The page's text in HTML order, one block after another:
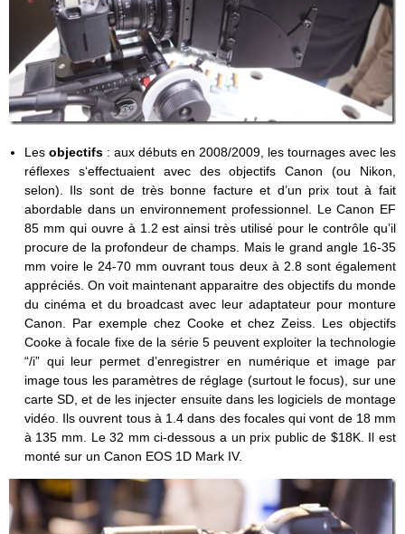
Les objectifs: aux débuts en 2008/2009, les tournages avec les
réflexes s‘effectuaient avec des objectifs Canon (ou Nikon,
selon). Ils sont de très bonne facture et d’un prix tout à fait
abordable dans un environnement professionnel. Le Canon EF
85 mm qui ouvre à 1.2 est ainsi très utilisé pour le contrôle qu’il
procure de la profondeur de champs. Mais le grand angle 16-35
mm voire le 24-70 mm ouvrant tous deux à 2.8 sont également
appréciés. On voit maintenant apparaitre des objectifs du monde
du cinéma et du broadcast avec leur adaptateur pour monture
Canon. Par exemple chez Cooke et chez Zeiss. Les objectifs
Cooke à focale fixe de la série 5 peuvent exploiter la technologie
“/i” qui leur permet d’enregistrer en numérique et image par
image tous les paramètres de réglage (surtout le focus), sur une
carte SD, et de les injecter ensuite dans les logiciels de montage
vidéo. Ils ouvrent tous à 1.4 dans des focales qui vont de 18 mm
à 135 mm. Le 32 mm ci-dessous a un prix public de $18K. Il est
monté sur un Canon EOS 1D Mark IV.